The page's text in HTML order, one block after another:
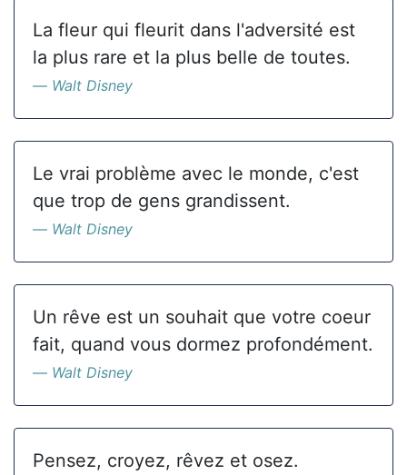
La fleur qui fleurit dans l'adversité est
la plus rare et la plus belle de toutes.
Walt Disney
Le vrai problème avec le monde, c'est
que trop de gens grandissent.
Walt Disney
Un rêve est un souhait que votre coeur
fait, quand vous dormez profondément.
Walt Disney
Pensez, croyez, rêvez et osez.